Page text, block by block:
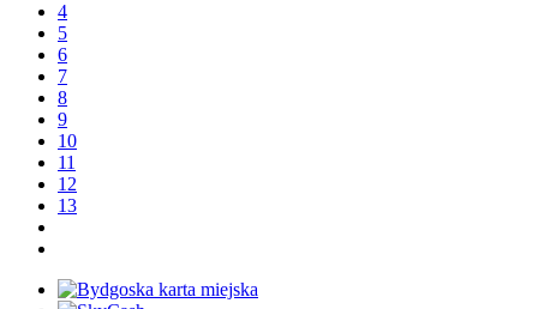
4
5
6
7
8
9
10
11
12
13